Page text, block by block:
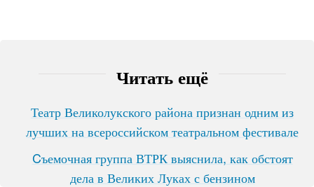
Читать ещё
Театр Великолукского района признан одним из
лучших на всероссийском театральном фестивале
Cъемочная группа ВТРК выяснила, как обстоят
дела в Великих Луках с бензином